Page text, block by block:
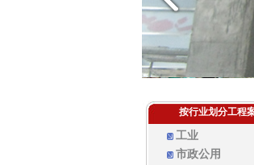
按行业划分工程
工业
市政公用